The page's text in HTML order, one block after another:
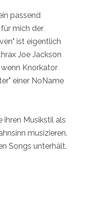
passend
mich der
ist eigentlich
Joe Jackson
Knorkator
einer NoName
ihren Musikstil als
musizieren.
Songs unterhält.